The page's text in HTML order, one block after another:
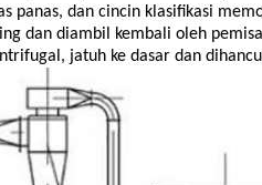
panas, dan cincin klasifikasi
dan diambil kembali oleh
jatuh ke dasar dan